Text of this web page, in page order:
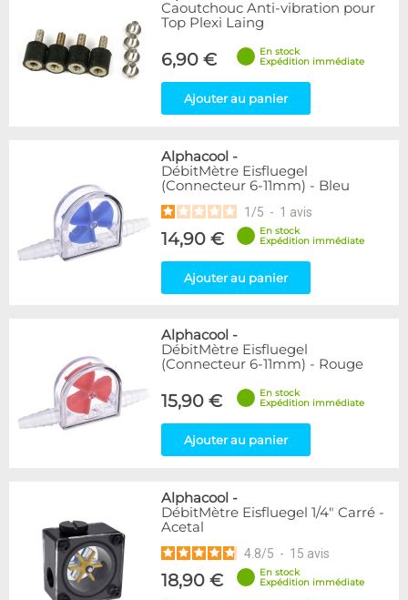
Articles en promotions
Appliquer
Caoutchouc Anti-vibration pour
Top Plexi Laing
6,90 €
En stock
Expédition immédiate
Ajouter au panier
Alphacool -
DébitMètre Eisfluegel
(Connecteur 6-11mm) - Bleu
1 /5 - 1 avis
14,90 €
En stock
Expédition immédiate
Ajouter au panier
Alphacool -
DébitMètre Eisfluegel
(Connecteur 6-11mm) - Rouge
15,90 €
En stock
Expédition immédiate
Ajouter au panier
Alphacool -
DébitMètre Eisfluegel 1/4" Carré -
Acetal
4.8/5 - 15 avis
18,90 €
En stock
Expédition immédiate